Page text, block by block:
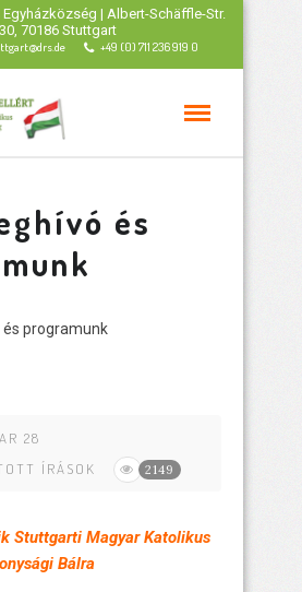
| Albert-Schäffle-Str.
30, 70186 Stuttgart
+49 (0) 711 236 919 0
és
28
ÍRÁSOK 2149
Stuttgarti Magyar Katolikus
Bálra